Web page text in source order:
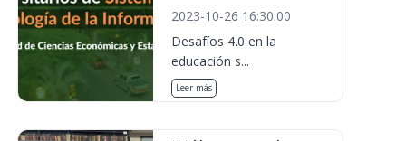
2023-10-26 16:30:00
Desafíos 4.0 en la
educación s...
Leer más